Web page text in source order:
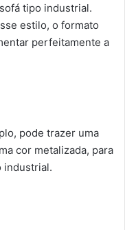
tipo industrial.
estilo, o formato
perfeitamente a
pode trazer uma
cor metalizada, para
industrial.